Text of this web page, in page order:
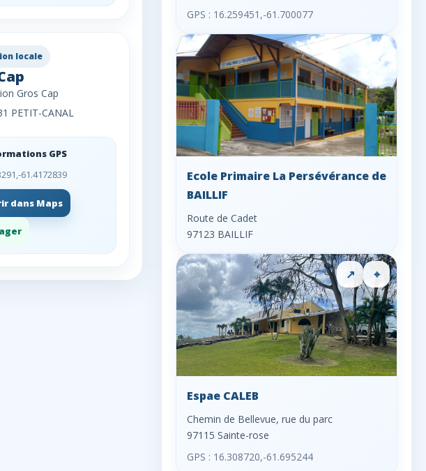
locale
Gros Cap
PETIT-CANAL
GPS
61.4172839
dans Maps
GPS : 16.259451,-61.700077
Ecole Primaire La Persévérance de
BAILLIF
Route de Cadet
97123 BAILLIF
↗ ⌖
Espae CALEB
Chemin de Bellevue, rue du parc
97115 Sainte-rose
GPS : 16.308720,-61.695244